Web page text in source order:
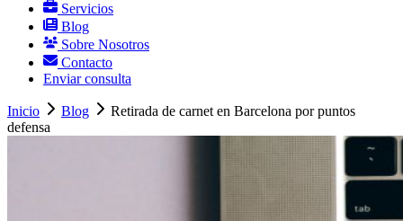
Servicios
Blog
Sobre Nosotros
Contacto
Enviar consulta
Inicio Blog
Retirada de carnet en Barcelona por puntos
defensa